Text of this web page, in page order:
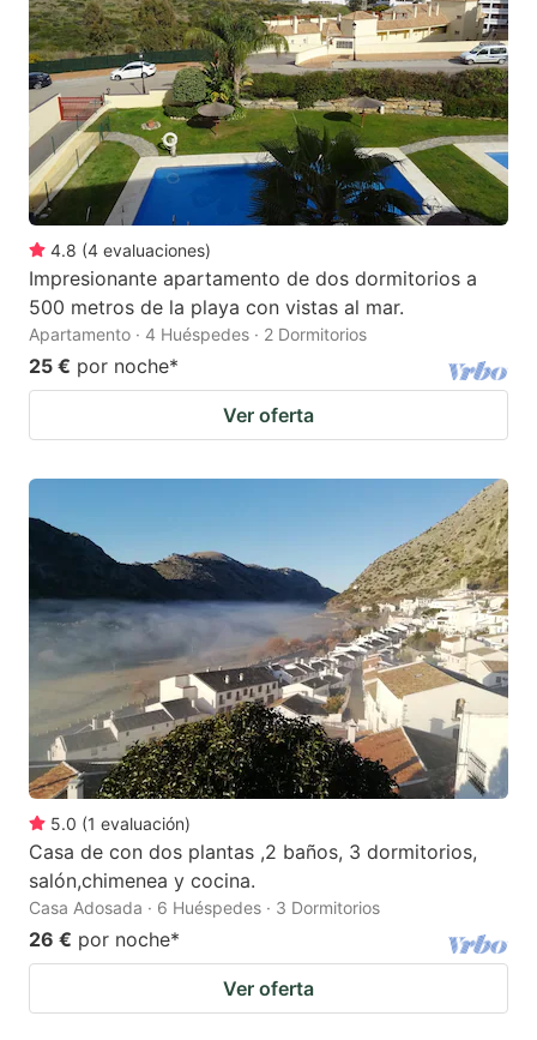
4.8 (4 evaluaciones)
Impresionante apartamento de dos dormitorios a
500 metros de la playa con vistas al mar.
Apartamento · 4 Huéspedes · 2 Dormitorios
25 € por noche*
Ver oferta
5.0 (1 evaluación)
Casa de con dos plantas ,2 baños, 3 dormitorios,
salón,chimenea y cocina.
Casa Adosada · 6 Huéspedes · 3 Dormitorios
26 € por noche*
Ver oferta